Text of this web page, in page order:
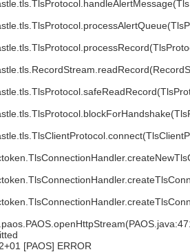
[PAOS] ERROR